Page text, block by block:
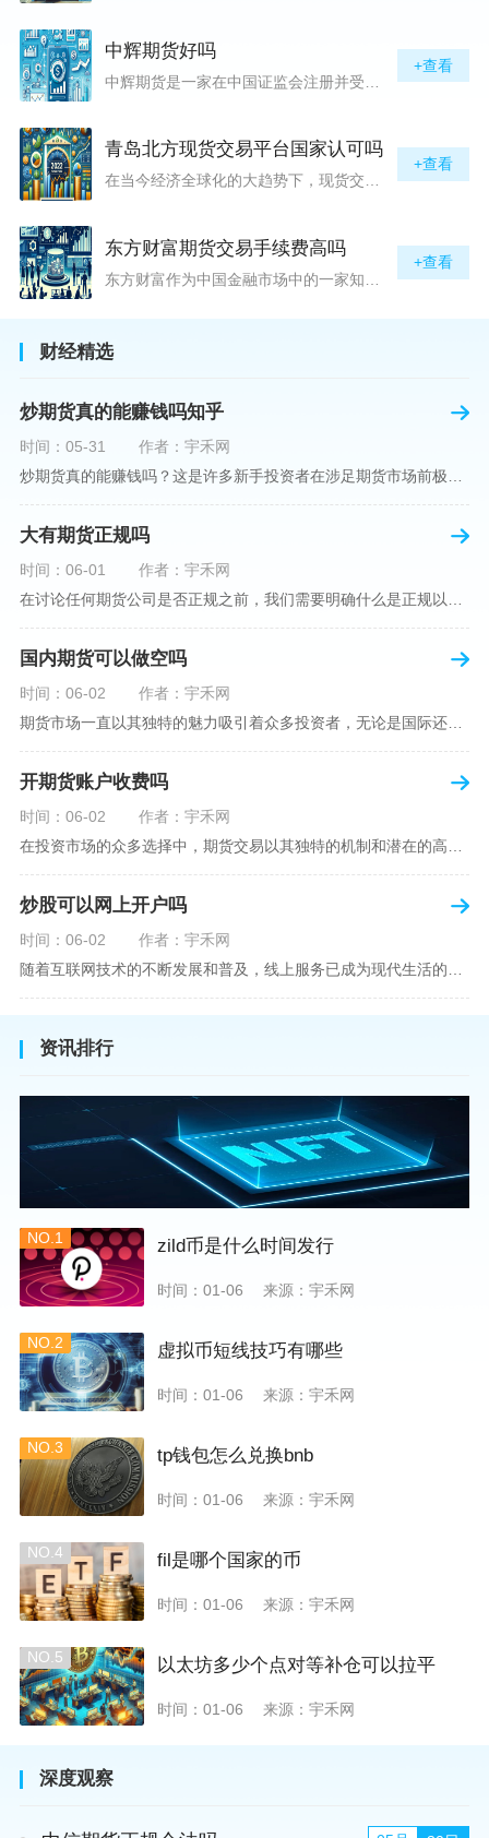
中辉期货好吗
+查看
青岛北方现货交易平台国家认可吗
在当今经济全球化的大趋势下，现货交易市场作为资本流动的重要平台，正吸引着世界各地的目光。中国，作为全球第二大经济体，其金融市场的发展和监管逐渐受到各界的重视。在众多现货交易平台中，青岛北方现货交易平台（下简称“北方平台”）究竟是否得到了国家的认可和监管，是许多投资者和市场参与者关心的问题。本文旨在深入探讨北方平台的性质、运营情况及其是否获得国家认可等方面的信息。北方平台成立于某年，位于中国山东省青岛市，旨在为企业和个人提供一套完善的物质现货交易服务。平台运用现代信息技术，建立
+查看
东方财富期货交易手续费高吗
+查看
财经精选
炒期货真的能赚钱吗知乎
时间：05-31
作者：宇禾网
炒期货真的能赚钱吗？这是许多新手投资者在涉足期货市场前极力寻求答案的问题。期货作为一种金融衍生品，它不仅具有高杠杆的特性，同时也伴随着高风险。在知乎这样一个汇聚各领域专业人士分享知识和经验的平台上，我们可以找到关于炒期货赚钱问题的多角度解读。本文将深入探讨炒期货能否赚钱的问题，并结合知乎上的真实案例分析和专业观点，帮助读者形成自己的看法。在讨论是否能通过炒期货赚钱之前，我们首先需要理解期货市场的基本机制。期货，是一种标准化的、具有法律约束力的合约，涉及在未来某个特定时间以特定
大有期货正规吗
时间：06-01
作者：宇禾网
在讨论任何期货公司是否正规之前，我们需要明确什么是正规以及如何判断一个期货公司是否符合这一标准。对于中国市场，正规一词通常指该公司拥有中国证监会（中国证券监督管理委员会）的批准和监管，同时遵守中国期货市场的相关法律法规。以“大有期货”为例，探讨其如何符合这些标准，以及在选择此类公司时，投资者应注意的一些关键因素。大有期货是参与中国期货市场的多家公司之一，主要提供期货交易、资产管理、投资咨询等服务。它适用于希望通过期货市场进行投资和风险管理的个人和机构投资者。与其他期货公司一样
国内期货可以做空吗
时间：06-02
作者：宇禾网
期货市场一直以其独特的魅力吸引着众多投资者，无论是国际还是国内场景下，其波澜壮阔的市场行情都给予了投资者无限遐想。今天，我们将深入探讨一个特别的问题——"国内期货可以做空吗"？这个问题不仅关乎投资者的策略布局，更涉及到期货市场机制的基本理解。在深入探讨之前，我们首先需要明确几个期货市场的基础概念。期货，是指在标准化合约基础上，双方承诺在未来某一特定时间以约定价格买卖一定数量的商品或金融产品的合约。它允訸投资者通过买入（做多）或卖出（做空）合约来预测未来价格的变动。我们来揭开国
开期货账户收费吗
时间：06-02
作者：宇禾网
炒股可以网上开户吗
时间：06-02
作者：宇禾网
资讯排行
NO.1 zild币是什么时间发行
时间：01-06 来源：宇禾网
NO.2 虚拟币短线技巧有哪些
时间：01-06 来源：宇禾网
NO.3 tp钱包怎么兑换bnb
时间：01-06 来源：宇禾网
NO.4 fil是哪个国家的币
时间：01-06 来源：宇禾网
NO.5 以太坊多少个点对等补仓可以拉平
时间：01-06 来源：宇禾网
深度观察